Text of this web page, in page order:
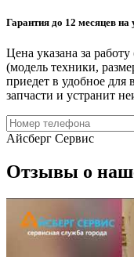
Гарантия до 12 месяцев
Цена указана за
(модель техники,
приедет в удобное для
запчасти и устранит
Айсберг Сервис
Отзывы о